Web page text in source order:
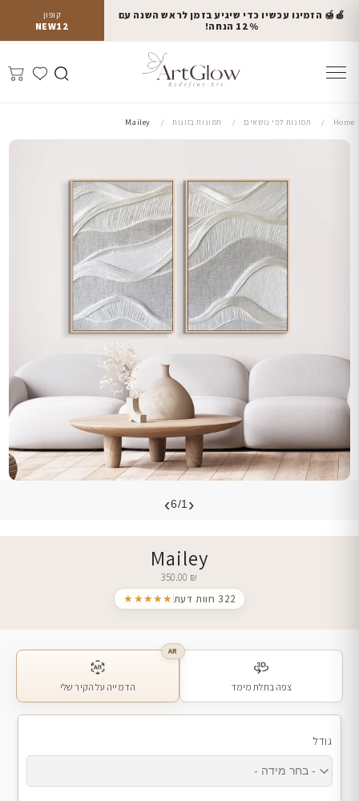
קופון
NEW12
🍎🍯 הזמינו עכשיו כדי שיגיע בזמן לראש השנה עם
12% הנחה!
Home תמונות לפי נושאים תמונות בזוגות Mailey
‹
6/1
›
Mailey
350.00 ₪
★★★★★
322 חוות דעת
צפה בתלת מימד
AR
הדמייה על הקיר שלי
גודל